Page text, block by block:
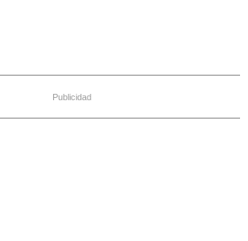
Publicidad